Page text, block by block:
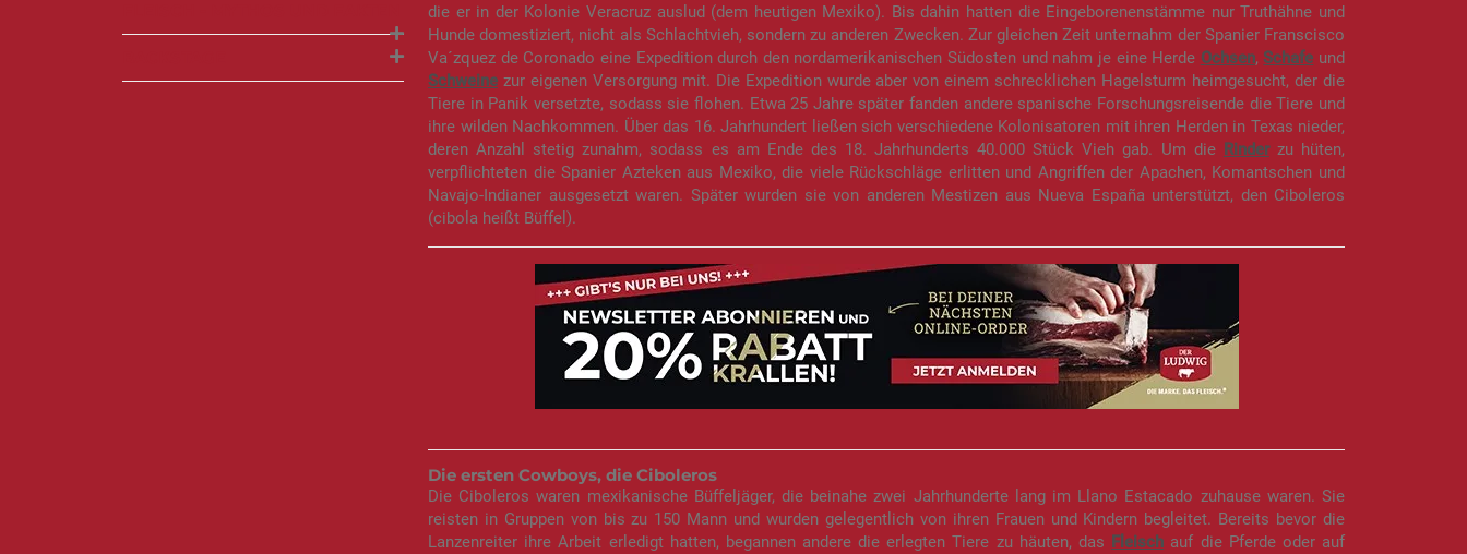
die er in der Kolonie Veracruz auslud (dem heutigen Mexiko). Bis dahin hatten die Eingeborenenstämme nur Truthähne und
Hunde domestiziert, nicht als Schlachtvieh, sondern zu anderen Zwecken. Zur gleichen Zeit unternahm der Spanier Franscisco
Va´zquez de Coronado eine Expedition durch den nordamerikanischen Südosten und nahm je eine Herde Ochsen,Schafe und
Schweine zur eigenen Versorgung mit. Die Expedition wurde aber von einem schrecklichen Hagelsturm heimgesucht, der die
Tiere in Panik versetzte, sodass sie flohen. Etwa 25 Jahre später fanden andere spanische Forschungsreisende die Tiere und
ihre wilden Nachkommen. Über das 16. Jahrhundert ließen sich verschiedene Kolonisatoren mit ihren Herden in Texas nieder,
deren Anzahl stetig zunahm, sodass es am Ende des 18. Jahrhunderts 40.000 Stück Vieh gab. Um die Rinderzu hüten,
verpflichteten die Spanier Azteken aus Mexiko, die viele Rückschläge erlitten und Angriffen der Apachen, Komantschen und
Navajo-Indianer ausgesetzt waren. Später wurden sie von anderen Mestizen aus Nueva España unterstützt, den Ciboleros
(cibola heißt Büffel).
Die ersten Cowboys, die Ciboleros
Die Ciboleros waren mexikanische Büffeljäger, die beinahe zwei Jahrhunderte lang im Llano Estacado zuhause waren. Sie
reisten in Gruppen von bis zu 150 Mann und wurden gelegentlich von ihren Frauen und Kindern begleitet. Bereits bevor die
Lanzenreiter ihre Arbeit erledigt hatten, begannen andere die erlegten Tiere zu häuten, das Fleisch auf die Pferde oder auf